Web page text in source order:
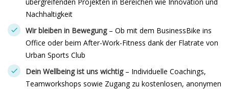
Nachhaltigkeit
Wir bleiben in Bewegung– Ob mit dem BusinessBike ins
Office oder beim After-Work-Fitness dank der Flatrate von
Urban Sports Club
Dein Wellbeing ist uns wichtig – Individuelle Coachings,
Teamworkshops sowie Zugang zu kostenlosen, anonymen